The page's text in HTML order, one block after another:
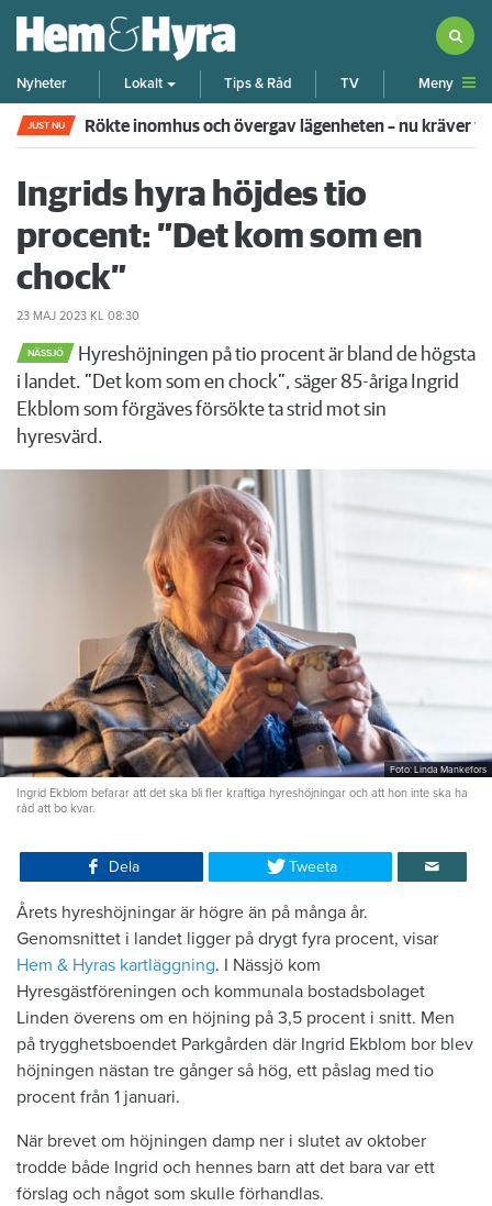
Nyheter Lokalt Tips & Råd TV Meny
JUST NU Rökte inomhus och övergav lägenheten – nu kräver
Ingrids hyra höjdes tio
procent: ”Det kom som en
chock”
23 MAJ 2023 KL 08:30
NÄSSJÖ
Hyreshöjningen på tio procent är bland de högsta
i landet. ”Det kom som en chock”, säger 85-åriga Ingrid
Ekblom som förgäves försökte ta strid mot sin
hyresvärd.
Foto: Linda Mankefors
Ingrid Ekblom befarar att det ska bli fler kraftiga hyreshöjningar och att hon inte ska ha
råd att bo kvar.
Dela Tweeta
Årets hyreshöjningar är högre än på många år.
Genomsnittet i landet ligger på drygt fyra procent, visar
Hem & Hyras kartläggning. I Nässjö kom
Hyresgästföreningen och kommunala bostadsbolaget
Linden överens om en höjning på 3,5 procent i snitt. Men
på trygghetsboendet Parkgården där Ingrid Ekblom bor blev
höjningen nästan tre gånger så hög, ett påslag med tio
procent från 1 januari.
När brevet om höjningen damp ner i slutet av oktober
trodde både Ingrid och hennes barn att det bara var ett
förslag och något som skulle förhandlas.